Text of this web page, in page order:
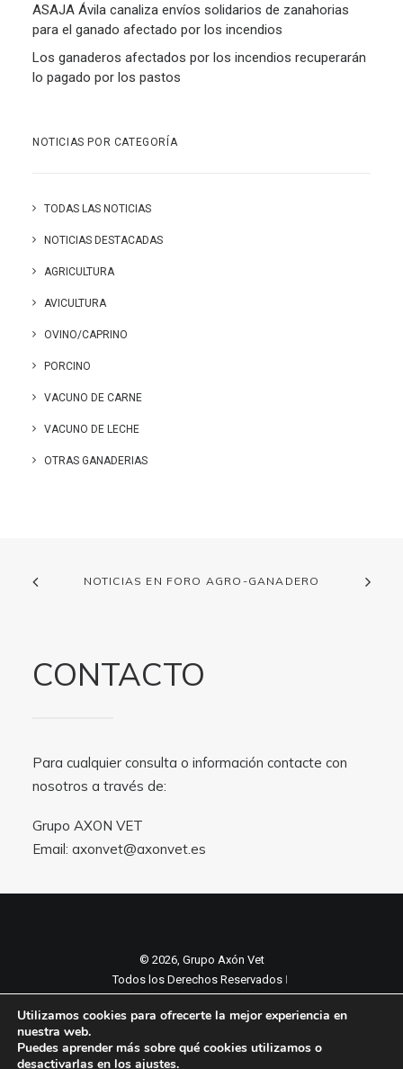
ASAJA Ávila canaliza envíos solidarios de zanahorias
para el ganado afectado por los incendios
Los ganaderos afectados por los incendios recuperarán
lo pagado por los pastos
NOTICIAS POR CATEGORÍA
TODAS LAS NOTICIAS
NOTICIAS DESTACADAS
AGRICULTURA
AVICULTURA
OVINO/CAPRINO
PORCINO
VACUNO DE CARNE
VACUNO DE LECHE
OTRAS GANADERIAS
NOTICIAS EN FORO AGRO-GANADERO
CONTACTO
Para cualquier consulta o información contacte con
nosotros a través de:
Grupo AXON VET
Email: axonvet@axonvet.es
© 2026, Grupo Axón Vet
Todos los Derechos Reservados ǀ
Política de cookies
Utilizamos cookies para ofrecerte la mejor experiencia en
nuestra web.
Puedes aprender más sobre qué cookies utilizamos o
desactivarlas en los ajustes.